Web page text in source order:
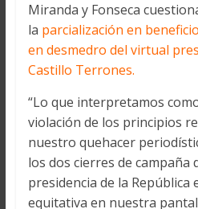
Miranda y Fonseca
la parcialización en
en desmedro del virtual
Castillo Terrones.
“Lo que interpretamos
violación de los principios
nuestro quehacer
los dos cierres de campaña
presidencia de la
equitativa en nuestra